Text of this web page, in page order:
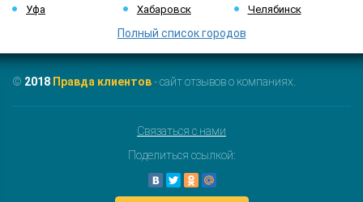
Уфа
Хабаровск Челябинск
Полный список городов
© 2018 Правда клиентов- сайт отзывов о компаниях.
Связаться с нами
Поделиться ссылкой: